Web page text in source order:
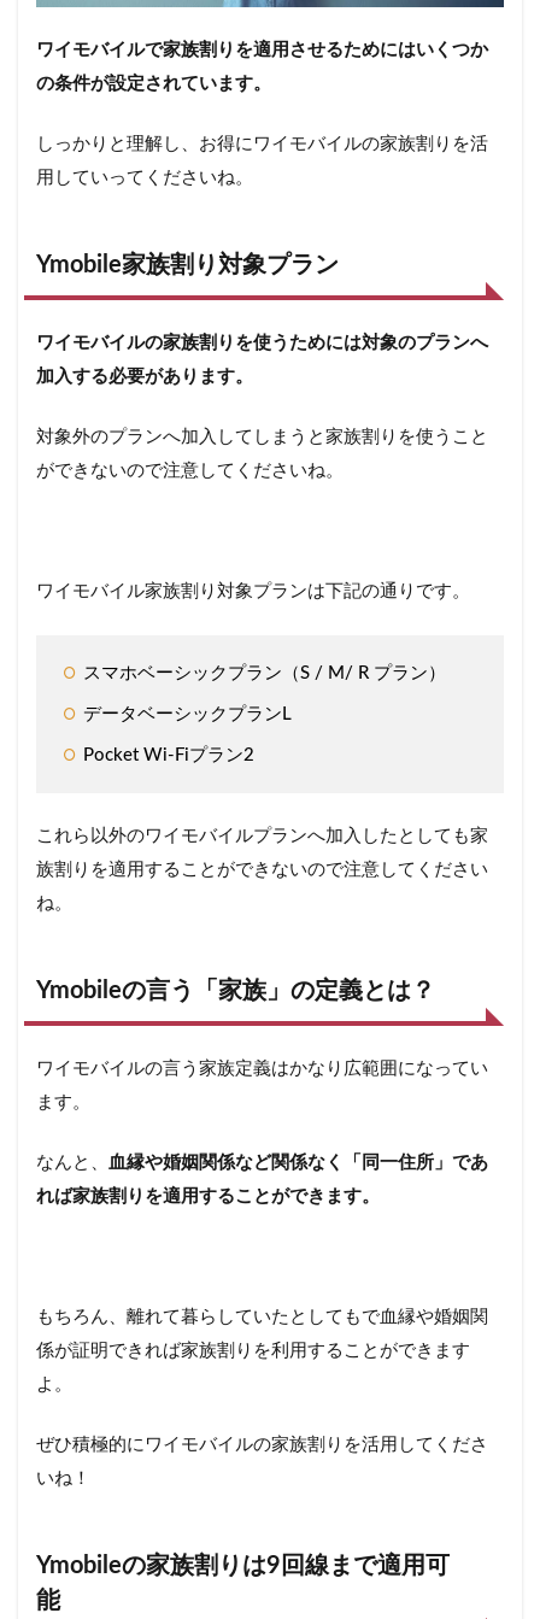
ワイモバイルで家族割りを適用させるためにはいくつか
の条件が設定されています。
しっかりと理解し、お得にワイモバイルの家族割りを活
用していってくださいね。
Ymobile家族割り対象プラン
ワイモバイルの家族割りを使うためには対象のプランへ
加入する必要があります。
対象外のプランへ加入してしまうと家族割りを使うこと
ができないので注意してくださいね。
ワイモバイル家族割り対象プランは下記の通りです。
スマホベーシックプラン（S / M/ R プラン）
データベーシックプランL
Pocket Wi-Fiプラン2
これら以外のワイモバイルプランへ加入したとしても家
族割りを適用することができないので注意してください
ね。
Ymobileの言う「家族」の定義とは？
ワイモバイルの言う家族定義はかなり広範囲になってい
ます。
なんと、 血縁や婚姻関係など関係なく「同一住所」であ
れば家族割りを適用することができます。
もちろん、離れて暮らしていたとしてもで血縁や婚姻関
係が証明できれば家族割りを利用することができます
よ。
ぜひ積極的にワイモバイルの家族割りを活用してくださ
いね！
Ymobileの家族割りは9回線まで適用可
能